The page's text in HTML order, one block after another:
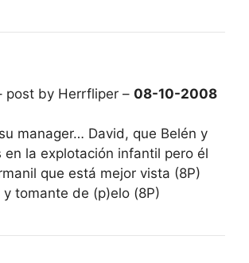
post by Herrfliper – 08-10-2008
manager… David, que Belén y
en la explotación infantil pero él
que está mejor vista (8P)
tomante de (p)elo (8P)